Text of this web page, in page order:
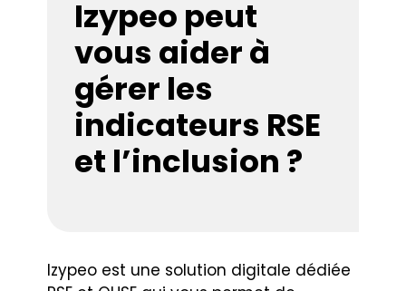
Izypeo peut
vous aider à
gérer les
indicateurs RSE
et l’inclusion ?
Izypeo est une solution digitale dédiée